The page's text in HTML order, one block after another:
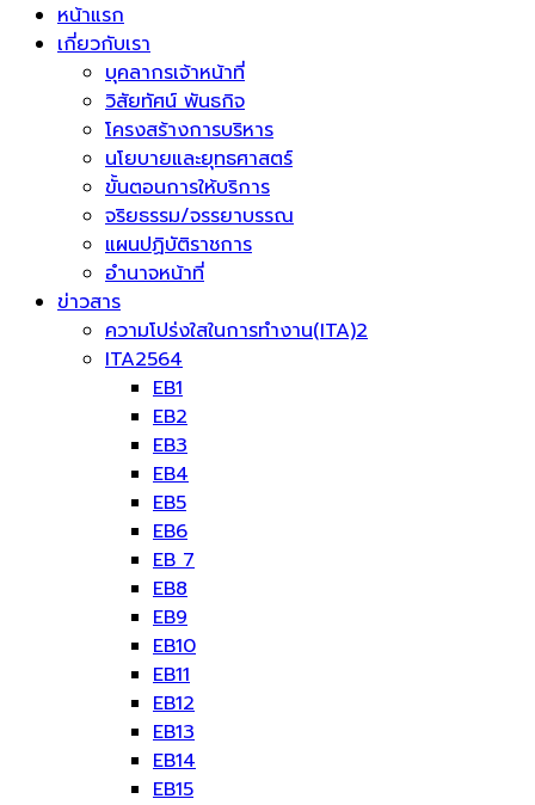
หน้าแรก
เกี่ยวกับเรา
บุคลากรเจ้าหน้าที่
วิสัยทัศน์ พันธกิจ
โครงสร้างการบริหาร
นโยบายและยุทธศาสตร์
ขั้นตอนการให้บริการ
จริยธรรม/จรรยาบรรณ
แผนปฏิบัติราชการ
อำนาจหน้าที่
ข่าวสาร
ความโปร่งใสในการทำงาน(ITA)2
ITA2564
EB1
EB2
EB3
EB4
EB5
EB6
EB 7
EB8
EB9
EB10
EB11
EB12
EB13
EB14
EB15